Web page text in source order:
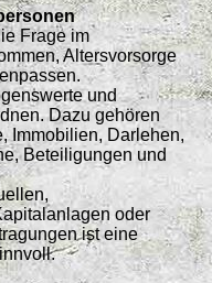
Frage im
Altersvorsorge
und
Dazu gehören
Immobilien, Darlehen,
Beteiligungen und
oder
ist eine